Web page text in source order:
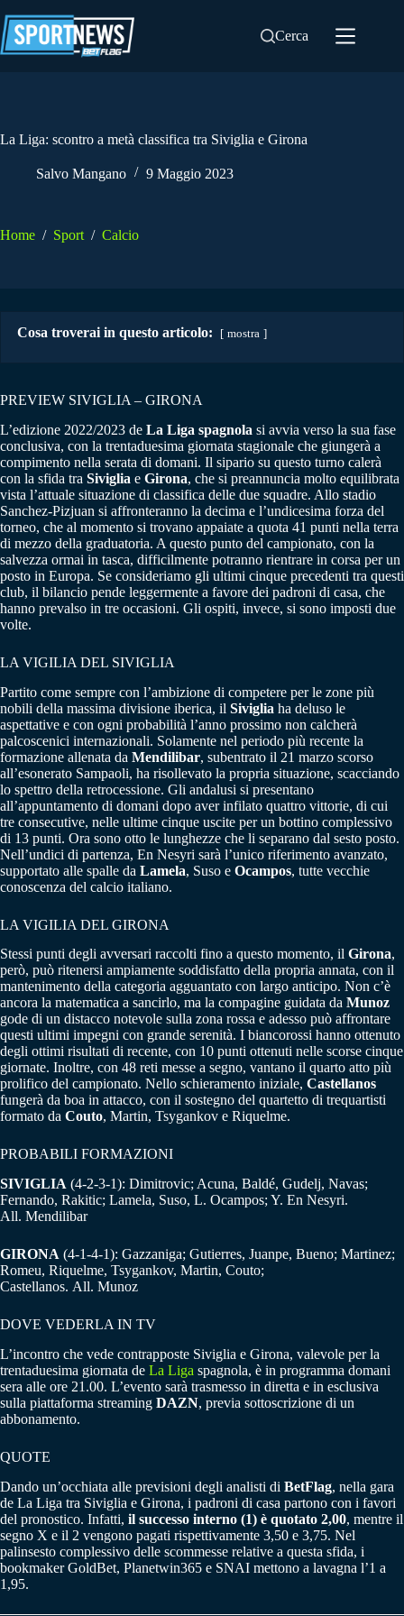
al
contenuto
Cerca
La Liga: scontro a metà classifica tra Siviglia e Girona
Salvo Mangano 9 Maggio 2023
Home / Sport / Calcio
Cosa troverai in questo articolo: mostra
PREVIEW SIVIGLIA – GIRONA
L’edizione 2022/2023 de La Liga spagnola si avvia verso la sua fase
conclusiva, con la trentaduesima giornata stagionale che giungerà a
compimento nella serata di domani. Il sipario su questo turno calerà
con la sfida tra Siviglia e Girona, che si preannuncia molto equilibrata
vista l’attuale situazione di classifica delle due squadre. Allo stadio
Sanchez-Pizjuan si affronteranno la decima e l’undicesima forza del
torneo, che al momento si trovano appaiate a quota 41 punti nella terra
di mezzo della graduatoria. A questo punto del campionato, con la
salvezza ormai in tasca, difficilmente potranno rientrare in corsa per un
posto in Europa. Se consideriamo gli ultimi cinque precedenti tra questi
club, il bilancio pende leggermente a favore dei padroni di casa, che
hanno prevalso in tre occasioni. Gli ospiti, invece, si sono imposti due
volte.
LA VIGILIA DEL SIVIGLIA
Partito come sempre con l’ambizione di competere per le zone più
nobili della massima divisione iberica, il Siviglia ha deluso le
aspettative e con ogni probabilità l’anno prossimo non calcherà
palcoscenici internazionali. Solamente nel periodo più recente la
formazione allenata da Mendilibar, subentrato il 21 marzo scorso
all’esonerato Sampaoli, ha risollevato la propria situazione, scacciando
lo spettro della retrocessione. Gli andalusi si presentano
all’appuntamento di domani dopo aver infilato quattro vittorie, di cui
tre consecutive, nelle ultime cinque uscite per un bottino complessivo
di 13 punti. Ora sono otto le lunghezze che li separano dal sesto posto.
Nell’undici di partenza, En Nesyri sarà l’unico riferimento avanzato,
supportato alle spalle da Lamela, Suso e Ocampos, tutte vecchie
conoscenza del calcio italiano.
LA VIGILIA DEL GIRONA
Stessi punti degli avversari raccolti fino a questo momento, il Girona,
però, può ritenersi ampiamente soddisfatto della propria annata, con il
mantenimento della categoria agguantato con largo anticipo. Non c’è
ancora la matematica a sancirlo, ma la compagine guidata da Munoz
gode di un distacco notevole sulla zona rossa e adesso può affrontare
questi ultimi impegni con grande serenità. I biancorossi hanno ottenuto
degli ottimi risultati di recente, con 10 punti ottenuti nelle scorse cinque
giornate. Inoltre, con 48 reti messe a segno, vantano il quarto atto più
prolifico del campionato. Nello schieramento iniziale, Castellanos
fungerà da boa in attacco, con il sostegno del quartetto di trequartisti
formato da Couto, Martin, Tsygankov e Riquelme.
PROBABILI FORMAZIONI
SIVIGLIA (4-2-3-1): Dimitrovic; Acuna, Baldé, Gudelj, Navas;
Fernando, Rakitic; Lamela, Suso, L. Ocampos; Y. En Nesyri.
All. Mendilibar
GIRONA (4-1-4-1): Gazzaniga; Gutierres, Juanpe, Bueno; Martinez;
Romeu, Riquelme, Tsygankov, Martin, Couto;
Castellanos. All. Munoz
DOVE VEDERLA IN TV
L’incontro che vede contrapposte Siviglia e Girona, valevole per la
trentaduesima giornata de La Liga spagnola, è in programma domani
sera alle ore 21.00. L’evento sarà trasmesso in diretta e in esclusiva
sulla piattaforma streaming DAZN, previa sottoscrizione di un
abbonamento.
QUOTE
Dando un’occhiata alle previsioni degli analisti di BetFlag, nella gara
de La Liga tra Siviglia e Girona, i padroni di casa partono con i favori
del pronostico. Infatti, il successo interno (1) è quotato 2,00, mentre il
segno X e il 2 vengono pagati rispettivamente 3,50 e 3,75. Nel
palinsesto complessivo delle scommesse relative a questa sfida, i
bookmaker GoldBet, Planetwin365 e SNAI mettono a lavagna l’1 a
1,95.